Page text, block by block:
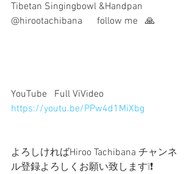
Tibetan Singingbowl &Handpan
@hirootachibana      follow me   🙏
YouTube   Full ViVideo
https://youtu.be/PPw4d1MiXbg
よろしければHiroo Tachibana チャンネ
ル登録よろしくお願い致します❕❗️